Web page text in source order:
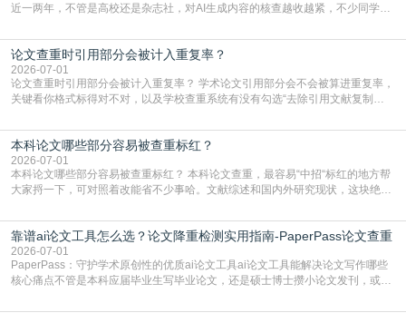
近一两年，不管是高校还是杂志社，对AI生成内容的核查越收越紧，不少同学投
真的太亏。提前做AIGC检测，已经成了很多过来人交稿前必做的一步。为什么
AIGC检测成了论文答辩投稿前的必备项？可能还有不少人觉得，我就用AI搭了个
框架，内容都是自己写的，至于做AIG
论文查重时引用部分会被计入重复率？
2026-07-01
论文查重时引用部分会被计入重复率？ 学术论文引用部分会不会被算进重复率，
关键看你格式标得对不对，以及学校查重系统有没有勾选“去除引用文献复制
独占一行，每条文献用[1][2]方括号编号、与正文一一对应，著录项符合GB/T
7714（作者、题名、刊名、年、卷期、页码齐全，标点用半角）；查重系统识别
成功后通常把这段标为引用，
本科论文哪些部分容易被查重标红？
2026-07-01
本科论文哪些部分容易被查重标红？ 本科论文查重，最容易“中招“标红的地方帮
大家捋一下，可对照着改能省不少事哈。文献综述和国内外研究现状，这块绝对
乎一模一样的话，你要是直接复制百度百科、教材或别人写好的综述段落，系统
一抓一个准，整段飘红。研究背景、意义和方法描述也是不可避免，比如“本文采
用问卷调查法““运用SPSS软件进行数据分
靠谱ai论文工具怎么选？论文降重检测实用指南-PaperPass论文查重
2026-07-01
PaperPass：守护学术原创性的优质ai论文工具ai论文工具能解决论文写作哪些
核心痛点不管是本科应届毕业生写毕业论文，还是硕士博士攒小论文发刊，或是